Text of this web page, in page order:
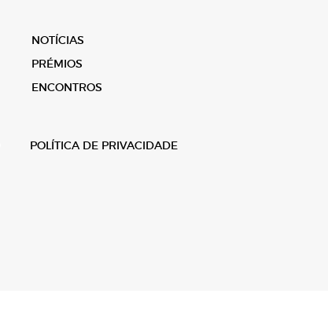
NOTÍCIAS
PRÉMIOS
ENCONTROS
POLÍTICA DE PRIVACIDADE